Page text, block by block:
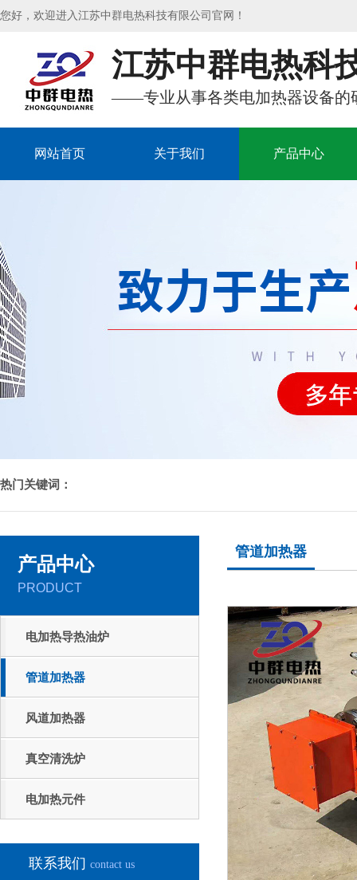
您好，欢迎进入江苏中群电热科技有限公司官网！
江苏中群电热科
——专业从事各类电加热器设备的
网站首页 关于我们 产品中心
热门关键词：
产品中心
PRODUCT
电加热导热油炉
管道加热器
风道加热器
真空清洗炉
电加热元件
联系我们 contact us
管道加热器